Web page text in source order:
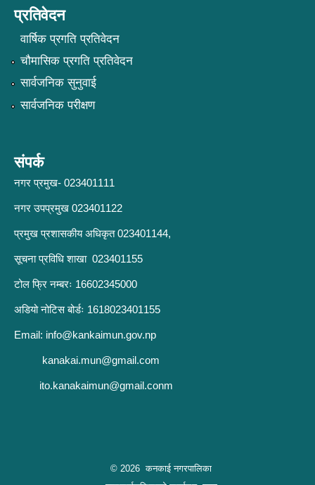
प्रतिवेदन
वार्षिक प्रगति प्रतिवेदन
चौमासिक प्रगति प्रतिवेदन
सार्वजनिक सुनुवाई
सार्वजनिक परीक्षण
संपर्क
नगर प्रमुख- 023401111
नगर उपप्रमुख 023401122
प्रमुख प्रशासकीय अधिकृत 023401144,
सूचना प्रविधि शाखा 023401155
टोल फ्रि नम्बरः 16602345000
अडियो नोटिस बोर्डः 1618023401155
Email: info@kankaimun.gov.np
kanakai.mun@gmail.com
ito.kanakaimun@gmail.conm
© 2026 कनकाई नगरपालिका